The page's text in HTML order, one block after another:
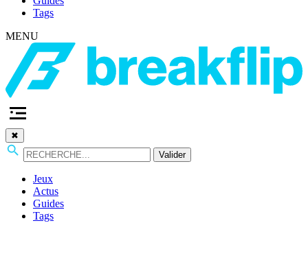
Tags
MENU
✖
Valider
Jeux
Actus
Guides
Tags